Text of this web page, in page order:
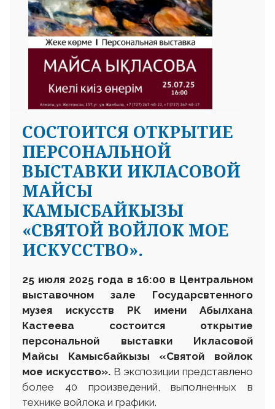
СОСТОИТСЯ ОТКРЫТИЕ
ПЕРСОНАЛЬНОЙ
ВЫСТАВКИ ИКЛАСОВОЙ
МАЙСЫ
КАМЫСБАЙКЫЗЫ
«СВЯТОЙ ВОЙЛОК МОЕ
ИСКУССТВО».
25 июля 2025 года в 16:00 в Центральном
выставочном зале Государсвтенного
музея искусств РК имени Абылхана
Кастеева состоится открытие
персональной выставки Икласовой
Майсы Камысбайкызы «Святой войлок
мое искусство». В экспозиции представлено
более 40 произведений, выполненных в
технике войлока и графики.